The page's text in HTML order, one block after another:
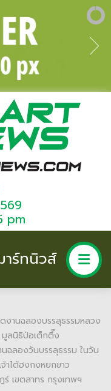
pm
าร์ทนิวส์
งานฉลองบรรลุธรรมหลวง
ลนิธิป่อเต็กตึ๊ง
ฉลองวันบรรลุธรรม ในวัน
าไต้ฮงกงหยกขาว
เขตสาทร กรุงเทพฯ